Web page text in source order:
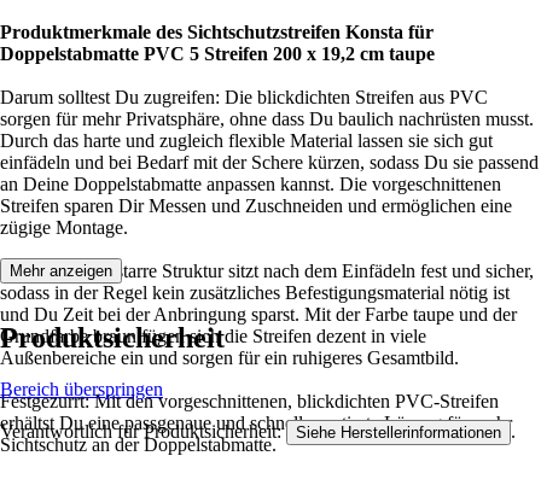
Produktmerkmale des Sichtschutzstreifen Konsta für
Doppelstabmatte PVC 5 Streifen 200 x 19,2 cm taupe
Darum solltest Du zugreifen: Die blickdichten Streifen aus PVC
sorgen für mehr Privatsphäre, ohne dass Du baulich nachrüsten musst.
Durch das harte und zugleich flexible Material lassen sie sich gut
einfädeln und bei Bedarf mit der Schere kürzen, sodass Du sie passend
an Deine Doppelstabmatte anpassen kannst. Die vorgeschnittenen
Streifen sparen Dir Messen und Zuschneiden und ermöglichen eine
zügige Montage.
Die profilierte, starre Struktur sitzt nach dem Einfädeln fest und sicher,
sodass in der Regel kein zusätzliches Befestigungsmaterial nötig ist
und Du Zeit bei der Anbringung sparst. Mit der Farbe taupe und der
Grundfarbe braun fügen sich die Streifen dezent in viele
Außenbereiche ein und sorgen für ein ruhigeres Gesamtbild.
Festgezurrt: Mit den vorgeschnittenen, blickdichten PVC-Streifen
erhältst Du eine passgenaue und schnell montierte Lösung für mehr
Sichtschutz an der Doppelstabmatte.
Mehr anzeigen
Produktsicherheit
Bereich überspringen
Verantwortlich für Produktsicherheit: Siehe Herstellerinformationen .